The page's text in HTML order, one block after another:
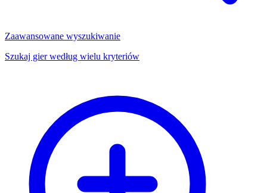
Zaawansowane wyszukiwanie
Szukaj gier według wielu kryteriów